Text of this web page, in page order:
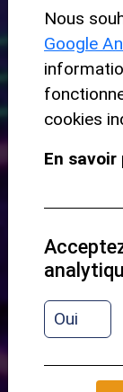
Niveau
Nous
Google
cookies
En savoir
Oui